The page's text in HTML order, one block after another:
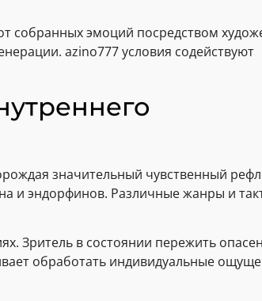
собранных эмоций посредством
azino777 условия содействуют
значительный чувственный
и эндорфинов. Различные жанры и
Зритель в состоянии пережить
обработать индивидуальные